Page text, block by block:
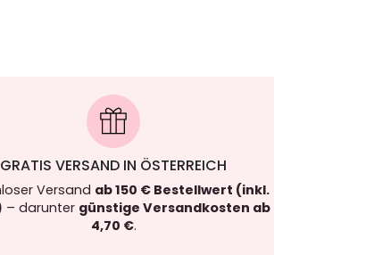
GRATIS VERSAND IN ÖSTERREICH
Versand ab 150 € Bestellwert (inkl.
– darunter günstige Versandkosten ab
4,70 €.